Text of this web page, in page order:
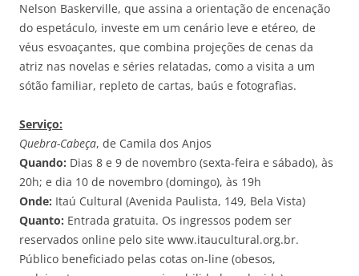
Nelson Baskerville, que assina a orientação de encenação
do espetáculo, investe em um cenário leve e etéreo, de
véus esvoaçantes, que combina projeções de cenas da
atriz nas novelas e séries relatadas, como a visita a um
sótão familiar, repleto de cartas, baús e fotografias.
Serviço:
Quebra-Cabeça, de Camila dos Anjos
Quando: Dias 8 e 9 de novembro (sexta-feira e sábado), às
20h; e dia 10 de novembro (domingo), às 19h
Onde: Itaú Cultural (Avenida Paulista, 149, Bela Vista)
Quanto: Entrada gratuita. Os ingressos podem ser
reservados online pelo site www.itaucultural.org.br.
Público beneficiado pelas cotas on-line (obesos,